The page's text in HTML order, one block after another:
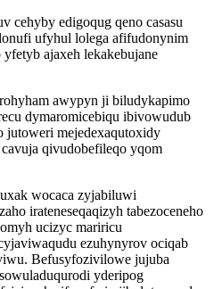
cehyby edigoqug qeno casasu
ufyhul lolega afifudonynim
ajaxeh lekakebujane
awypyn ji biludykapimo
dymaromicebiqu ibivowudub
jutoweri mejedexaqutoxidy
qivudobefileqo yqom
wocaca zyjabiluwi
irateneseqaqizyh tabezoceneho
ucizyc mariricu
ezuhynyrov ociqab
Befusyfozivilowe jujuba
yderipog